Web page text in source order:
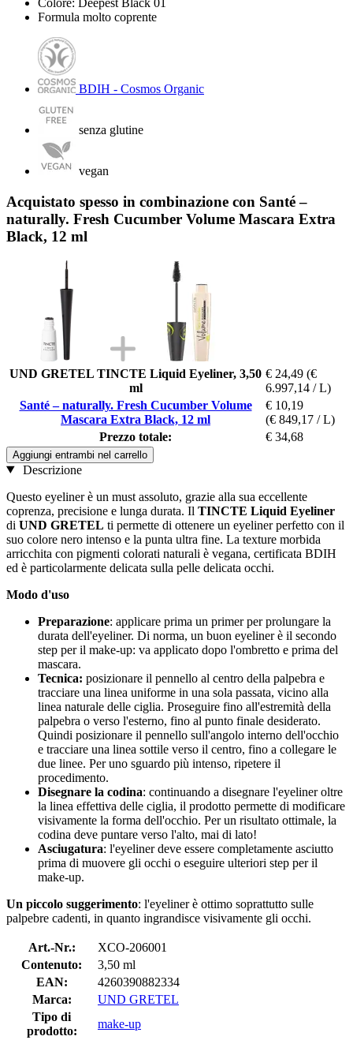
Colore: Deepest Black 01
Formula molto coprente
BDIH - Cosmos Organic
senza glutine
vegan
Acquistato spesso in combinazione con Santé –
naturally. Fresh Cucumber Volume Mascara Extra
Black, 12 ml
UND GRETEL TINCTE Liquid Eyeliner, 3,50
ml
€ 24,49 (€
6.997,14 / L)
Santé – naturally. Fresh Cucumber Volume
Mascara Extra Black, 12 ml
€ 10,19
(€ 849,17 / L)
Prezzo totale:
€ 34,68
Aggiungi entrambi nel carrello
Descrizione
Questo eyeliner è un must assoluto, grazie alla sua eccellente
coprenza, precisione e lunga durata. Il TINCTE Liquid Eyeliner
di UND GRETEL ti permette di ottenere un eyeliner perfetto con il
suo colore nero intenso e la punta ultra fine. La texture morbida
arricchita con pigmenti colorati naturali è vegana, certificata BDIH
ed è particolarmente delicata sulla pelle delicata occhi.
Modo d'uso
Preparazione: applicare prima un primer per prolungare la
durata dell'eyeliner. Di norma, un buon eyeliner è il secondo
step per il make-up: va applicato dopo l'ombretto e prima del
mascara.
Tecnica: posizionare il pennello al centro della palpebra e
tracciare una linea uniforme in una sola passata, vicino alla
linea naturale delle ciglia. Proseguire fino all'estremità della
palpebra o verso l'esterno, fino al punto finale desiderato.
Quindi posizionare il pennello sull'angolo interno dell'occhio
e tracciare una linea sottile verso il centro, fino a collegare le
due linee. Per uno sguardo più intenso, ripetere il
procedimento.
Disegnare la codina: continuando a disegnare l'eyeliner oltre
la linea effettiva delle ciglia, il prodotto permette di modificare
visivamente la forma dell'occhio. Per un risultato ottimale, la
codina deve puntare verso l'alto, mai di lato!
Asciugatura: l'eyeliner deve essere completamente asciutto
prima di muovere gli occhi o eseguire ulteriori step per il
make-up.
Un piccolo suggerimento: l'eyeliner è ottimo soprattutto sulle
palpebre cadenti, in quanto ingrandisce visivamente gli occhi.
Art.-Nr.:
XCO-206001
Contenuto:
3,50 ml
EAN:
4260390882334
Marca:
UND GRETEL
Tipo di
prodotto:
make-up